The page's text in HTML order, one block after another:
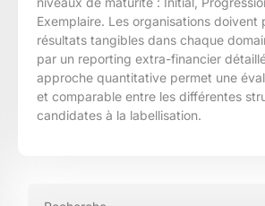
Exemplaire. Les organisations doivent
résultats tangibles dans chaque
par un reporting extra-financier
approche quantitative permet une
et comparable entre les différentes
candidates à la labellisation.